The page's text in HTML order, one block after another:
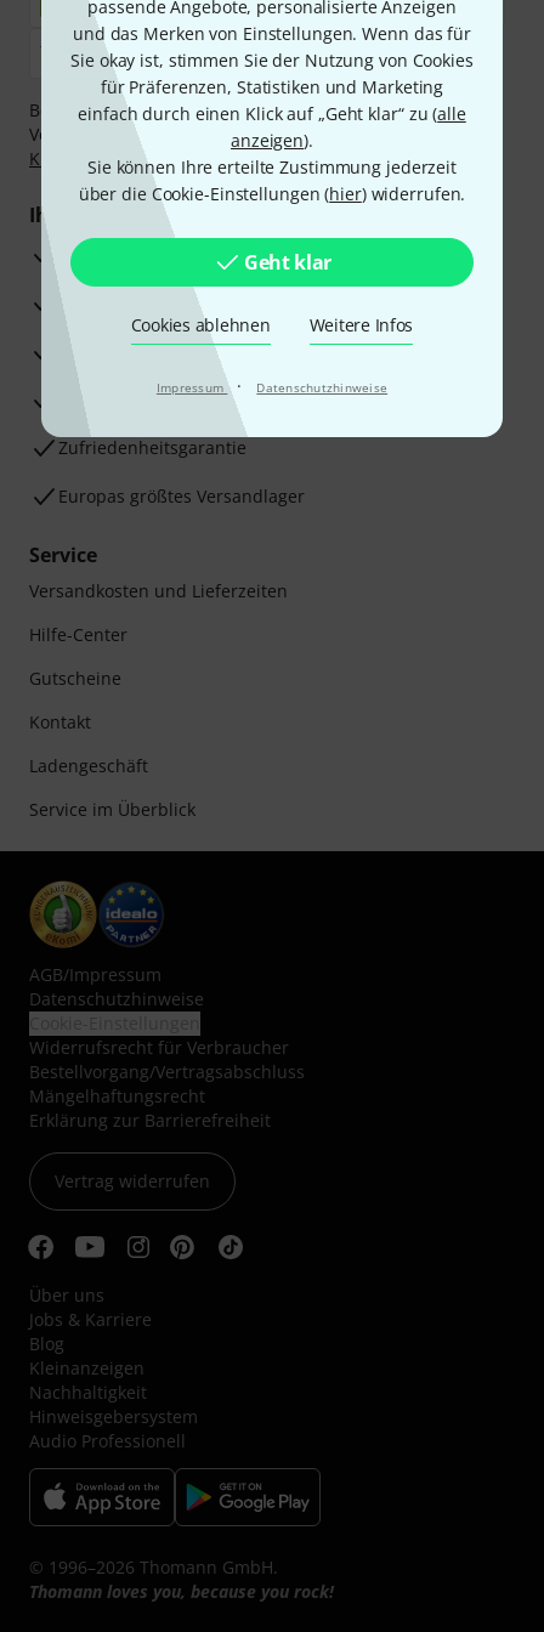
passende Angebote, personalisierte Anzeigen
und das Merken von Einstellungen. Wenn das für
Sie okay ist, stimmen Sie der Nutzung von Cookies
für Präferenzen, Statistiken und Marketing
einfach durch einen Klick auf „Geht klar“ zu (alle
anzeigen).
Sie können Ihre erteilte Zustimmung jederzeit
über die Cookie-Einstellungen (hier) widerrufen.
Geht klar
Cookies ablehnen Weitere Infos
Impressum · Datenschutzhinweise
Bezahlen Sie vertraulich und sicher per Nachnahme,
Vorkasse, PayPal, Amazon Pay,Klarna Sofort bezahlen
Klarna Ratenzahlungoder Kreditkarte.
Ihre Vorteile
3 Jahre Thomann Garantie
30 Tage Money-Back-Garantie
Reparaturservice
Beratung durch Fachexperten
Zufriedenheitsgarantie
Europas größtes Versandlager
Service
Versandkosten und Lieferzeiten
Hilfe-Center
Gutscheine
Kontakt
Ladengeschäft
Service im Überblick
AGB/Impressum
Datenschutzhinweise
Widerrufsrecht für Verbraucher
Bestellvorgang/Vertragsabschluss
Mängelhaftungsrecht
Erklärung zur Barrierefreiheit
Vertrag widerrufen
Über uns
Jobs & Karriere
Blog
Kleinanzeigen
Nachhaltigkeit
Hinweisgebersystem
Audio Professionell
© 1996–2026 Thomann GmbH.
Thomann loves you, because you rock!